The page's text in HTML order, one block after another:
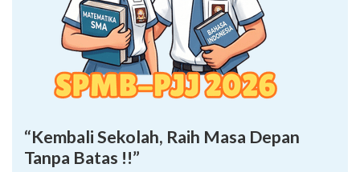
“Kembali Sekolah, Raih Masa Depan
Tanpa Batas !!”